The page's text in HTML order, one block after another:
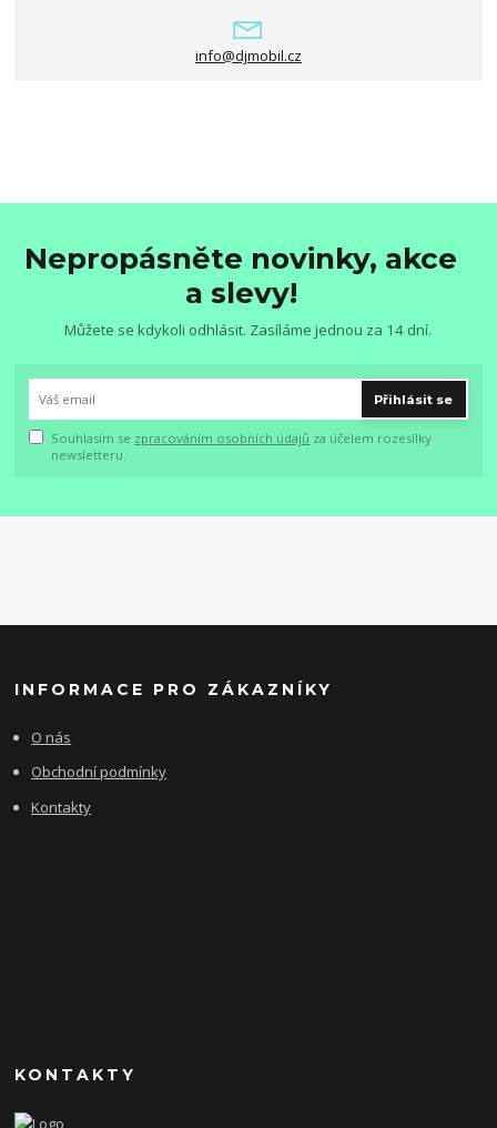
info@djmobil.cz
Nepropásněte novinky, akce
a slevy!
Můžete se kdykoli odhlásit. Zasíláme jednou za 14 dní.
Přihlásit se
Souhlasím se zpracováním osobních údajů za účelem rozesílky
newsletteru.
INFORMACE PRO ZÁKAZNÍKY
O nás
Obchodní podmínky
Kontakty
KONTAKTY